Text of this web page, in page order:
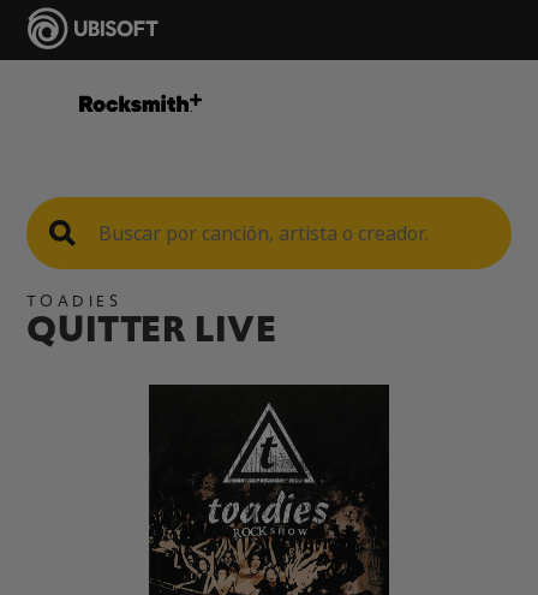
TOADIES
QUITTER LIVE